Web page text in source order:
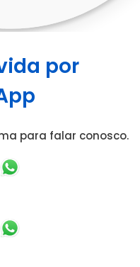
por
para falar conosco.